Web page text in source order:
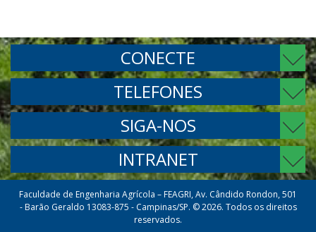
CONECTE
TELEFONES
SIGA-NOS
INTRANET
Faculdade de Engenharia Agrícola – FEAGRI, Av. Cândido Rondon, 501
- Barão Geraldo 13083-875 - Campinas/SP. © 2026. Todos os direitos
reservados.